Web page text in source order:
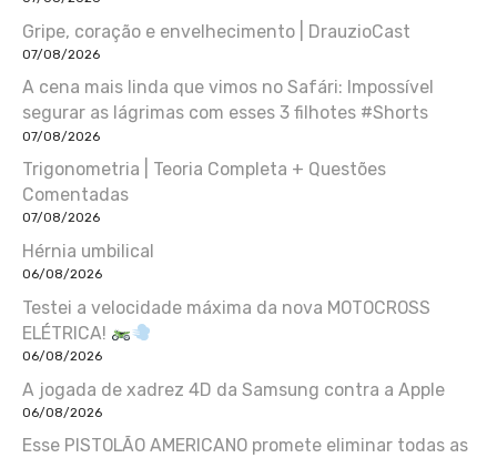
Gripe, coração e envelhecimento | DrauzioCast
07/08/2026
A cena mais linda que vimos no Safári: Impossível
segurar as lágrimas com esses 3 filhotes #Shorts
07/08/2026
Trigonometria | Teoria Completa + Questões
Comentadas
07/08/2026
Hérnia umbilical
06/08/2026
Testei a velocidade máxima da nova MOTOCROSS
ELÉTRICA!
06/08/2026
A jogada de xadrez 4D da Samsung contra a Apple
06/08/2026
Esse PISTOLÃO AMERICANO promete eliminar todas as